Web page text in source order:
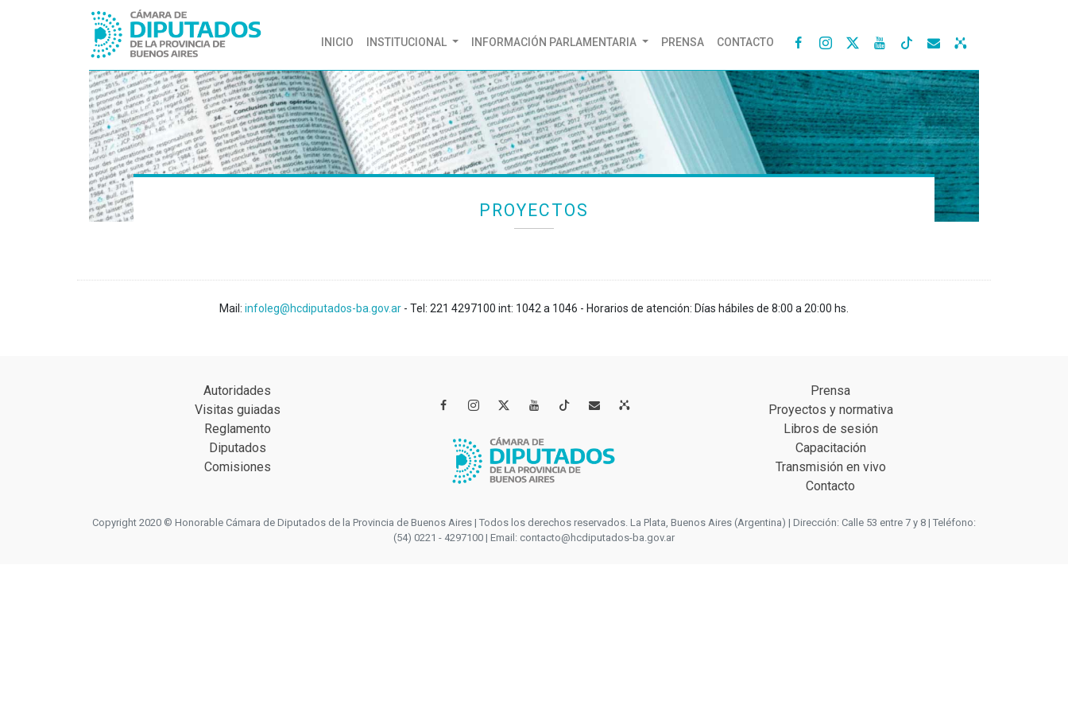
INICIO (CURRENT)
INSTITUCIONAL INFORMACIÓN PARLAMENTARIA PRENSA CONTACTO    
PROYECTOS
Mail: infoleg@hcdiputados-ba.gov.ar - Tel: 221 4297100 int: 1042 a 1046 - Horarios de atención: Días hábiles de 8:00 a 20:00 hs.
Autoridades
Visitas guiadas
Reglamento
Diputados
Comisiones
   
Prensa
Proyectos y normativa
Libros de sesión
Capacitación
Transmisión en vivo
Contacto
Copyright 2020 © Honorable Cámara de Diputados de la Provincia de Buenos Aires | Todos los derechos reservados. La Plata, Buenos Aires (Argentina) | Dirección: Calle 53 entre 7 y 8 | Teléfono:
(54) 0221 - 4297100 | Email: contacto@hcdiputados-ba.gov.ar